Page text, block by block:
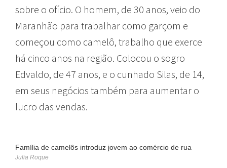
sobre o ofício. O homem, de 30 anos, veio do
Maranhão para trabalhar como garçom e
começou como camelô, trabalho que exerce
há cinco anos na região. Colocou o sogro
Edvaldo, de 47 anos, e o cunhado Silas, de 14,
em seus negócios também para aumentar o
lucro das vendas.
Família de camelôs introduz jovem ao comércio de rua
Julia Roque